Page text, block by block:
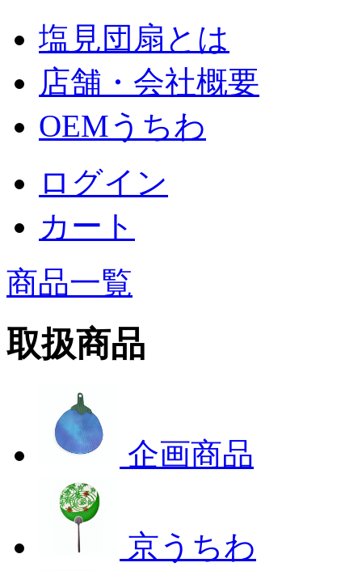
塩見団扇とは
店舗・会社概要
OEMうちわ
ログイン
カート
商品一覧
取扱商品
企画商品
京うちわ